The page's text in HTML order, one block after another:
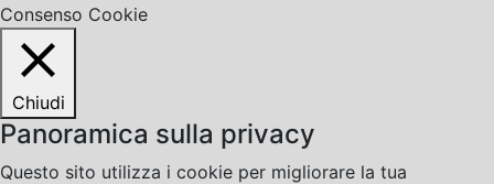
Consenso Cookie
Chiudi
Panoramica sulla privacy
Questo sito utilizza i cookie per migliorare la tua